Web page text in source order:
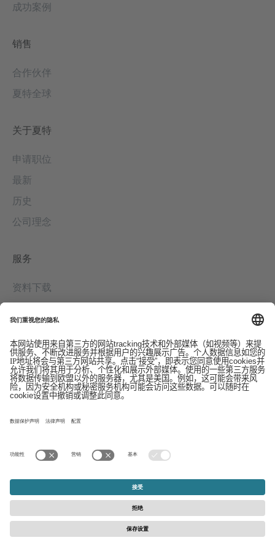
成功案例
销售
合作伙伴
夏特全球
关于夏特
申请职位
最新
历史
公司理念
服务
资料下载
版本信息
举报系统
条款
© 2026 - Schattdecor | All rights reserved